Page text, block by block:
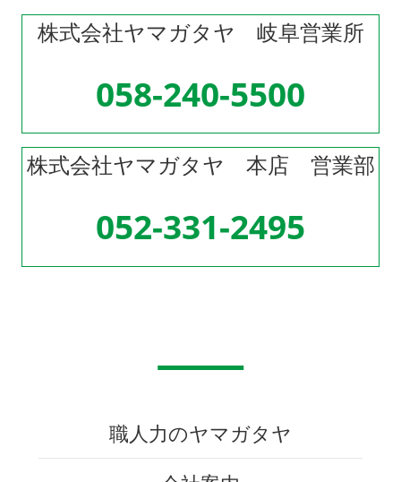
株式会社ヤマガタヤ 岐阜営業所
058-240-5500
株式会社ヤマガタヤ 本店 営業部
052-331-2495
職人力のヤマガタヤ